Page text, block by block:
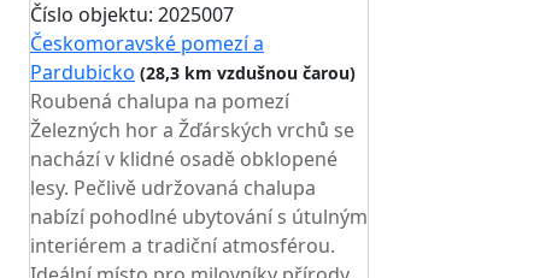
Číslo objektu: 2025007
Českomoravské pomezí a
Pardubicko (28,3 km vzdušnou čarou)
Roubená chalupa na pomezí
Železných hor a Žďárských vrchů se
nachází v klidné osadě obklopené
lesy. Pečlivě udržovaná chalupa
nabízí pohodlné ubytování s útulným
interiérem a tradiční atmosférou.